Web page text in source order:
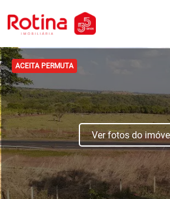
ACEITA PERMUTA
Ver fotos do